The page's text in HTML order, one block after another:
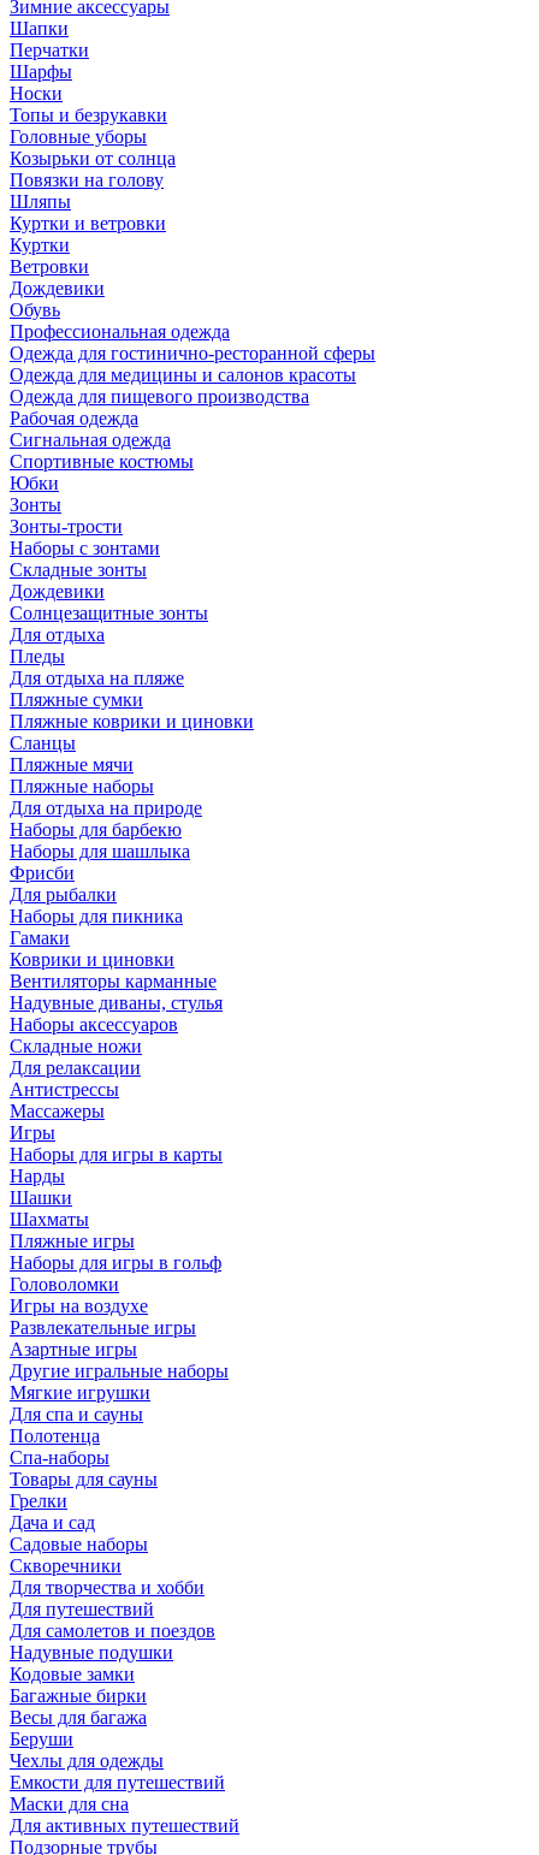
Зимние аксессуары
Шапки
Перчатки
Шарфы
Носки
Топы и безрукавки
Головные уборы
Козырьки от солнца
Повязки на голову
Шляпы
Куртки и ветровки
Куртки
Ветровки
Дождевики
Обувь
Профессиональная одежда
Одежда для гостинично-ресторанной сферы
Одежда для медицины и салонов красоты
Одежда для пищевого производства
Рабочая одежда
Сигнальная одежда
Спортивные костюмы
Юбки
Зонты
Зонты-трости
Наборы с зонтами
Складные зонты
Дождевики
Солнцезащитные зонты
Для отдыха
Пледы
Для отдыха на пляже
Пляжные сумки
Пляжные коврики и циновки
Сланцы
Пляжные мячи
Пляжные наборы
Для отдыха на природе
Наборы для барбекю
Наборы для шашлыка
Фрисби
Для рыбалки
Наборы для пикника
Гамаки
Коврики и циновки
Вентиляторы карманные
Надувные диваны, стулья
Наборы аксессуаров
Складные ножи
Для релаксации
Антистрессы
Массажеры
Игры
Наборы для игры в карты
Нарды
Шашки
Шахматы
Пляжные игры
Наборы для игры в гольф
Головоломки
Игры на воздухе
Развлекательные игры
Азартные игры
Другие игральные наборы
Мягкие игрушки
Для спа и сауны
Полотенца
Спа-наборы
Товары для сауны
Грелки
Дача и сад
Садовые наборы
Скворечники
Для творчества и хобби
Для путешествий
Для самолетов и поездов
Надувные подушки
Кодовые замки
Багажные бирки
Весы для багажа
Беруши
Чехлы для одежды
Емкости для путешествий
Маски для сна
Для активных путешествий
Подзорные трубы